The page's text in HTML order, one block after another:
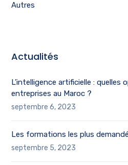
Autres
Actualités
L’intelligence artificielle : quelles
entreprises au Maroc ?
septembre 6, 2023
Les formations les plus
septembre 5, 2023